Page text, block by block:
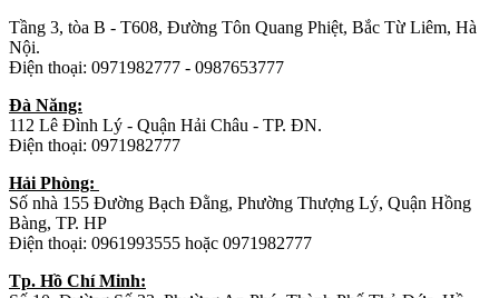
Tầng 3, tòa B - T608, Đường Tôn Quang Phiệt, Bắc Từ Liêm, Hà
Nội.
Điện thoại: 0971982777 - 0987653777
Đà Năng:
112 Lê Đình Lý - Quận Hải Châu - TP. ĐN.
Điện thoại: 0971982777
Hải Phòng:
Số nhà 155 Đường Bạch Đằng, Phường Thượng Lý, Quận Hồng
Bàng, TP. HP
Điện thoại: 0961993555 hoặc 0971982777
Tp. Hồ Chí Minh: